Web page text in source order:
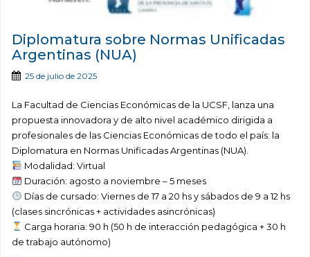
Diplomatura sobre Normas Unificadas
Argentinas (NUA)
25 de julio de 2025
La Facultad de Ciencias Económicas de la UCSF, lanza una
propuesta innovadora y de alto nivel académico dirigida a
profesionales de las Ciencias Económicas de todo el país: la
Diplomatura en Normas Unificadas Argentinas (NUA).
Modalidad: Virtual
Duración: agosto a noviembre – 5 meses
Días de cursado: Viernes de 17 a 20 hs y sábados de 9 a 12 hs
(clases sincrónicas + actividades asincrónicas)
Carga horaria: 90 h (50 h de interacción pedagógica + 30 h
de trabajo autónomo)